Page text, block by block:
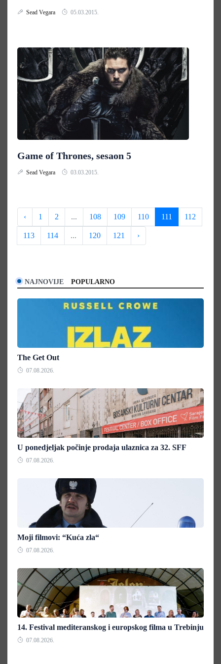
Sead Vegara 05.03.2015.
Game of Thrones, sesaon 5
Sead Vegara 03.03.2015.
‹ 1 2 ... 108 109 110 111 112
113 114 ... 120 121 ›
NAJNOVIJE POPULARNO
The Get Out
07.08.2026.
U ponedjeljak počinje prodaja ulaznica za 32. SFF
07.08.2026.
Moji filmovi: “Kuća zla“
07.08.2026.
14. Festival mediteranskog i europskog filma u Trebinju
07.08.2026.